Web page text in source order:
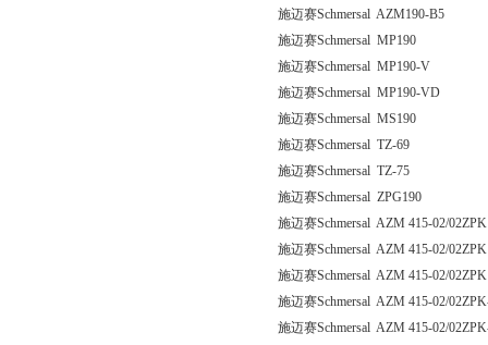
施迈赛Schmersal AZM190-B5
施迈赛Schmersal MP190
施迈赛Schmersal MP190-V
施迈赛Schmersal MP190-VD
施迈赛Schmersal MS190
施迈赛Schmersal TZ-69
施迈赛Schmersal TZ-75
施迈赛Schmersal ZPG190
施迈赛Schmersal AZM 415-02/
施迈赛Schmersal AZM 415-02/
施迈赛Schmersal AZM 415-02/
施迈赛Schmersal AZM 415-02/
施迈赛Schmersal AZM 415-02/